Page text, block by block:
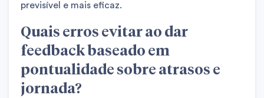
previsível e mais eficaz.
Quais erros evitar ao dar
feedback baseado em
pontualidade sobre atrasos e
jornada?